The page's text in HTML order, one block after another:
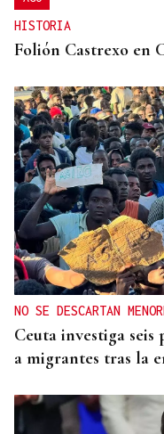
HISTORIA
Folión Castrexo en
NO SE DESCARTAN
Ceuta investiga seis
a migrantes tras la